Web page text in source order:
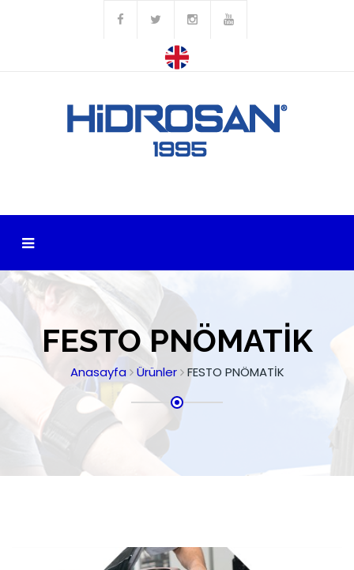
FESTO PNÖMATİK
Anasayfa Ürünler FESTO PNÖMATİK